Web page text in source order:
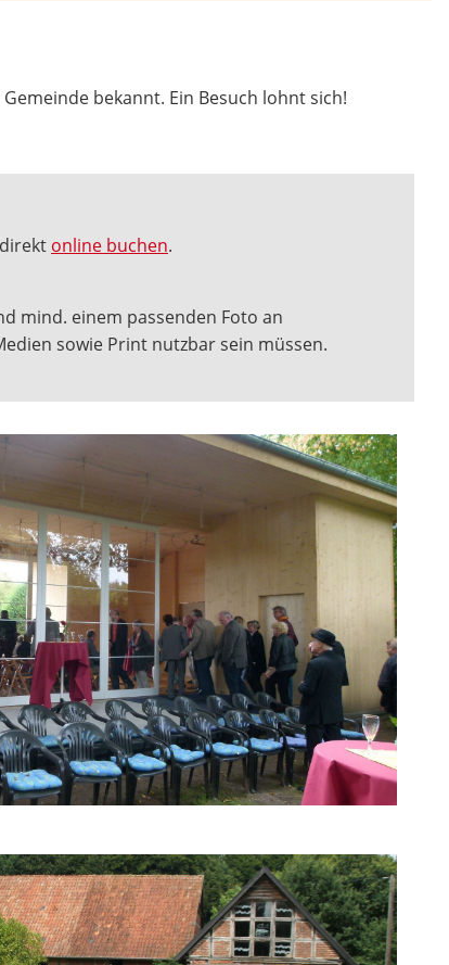
bekannt. Ein Besuch lohnt sich!
online buchen.
mind. einem passenden Foto an
sowie Print nutzbar sein müssen.